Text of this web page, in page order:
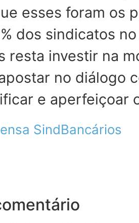
esses foram os
dos sindicatos
resta investir na
no diálogo
e aperfeiçoar
SindBancários